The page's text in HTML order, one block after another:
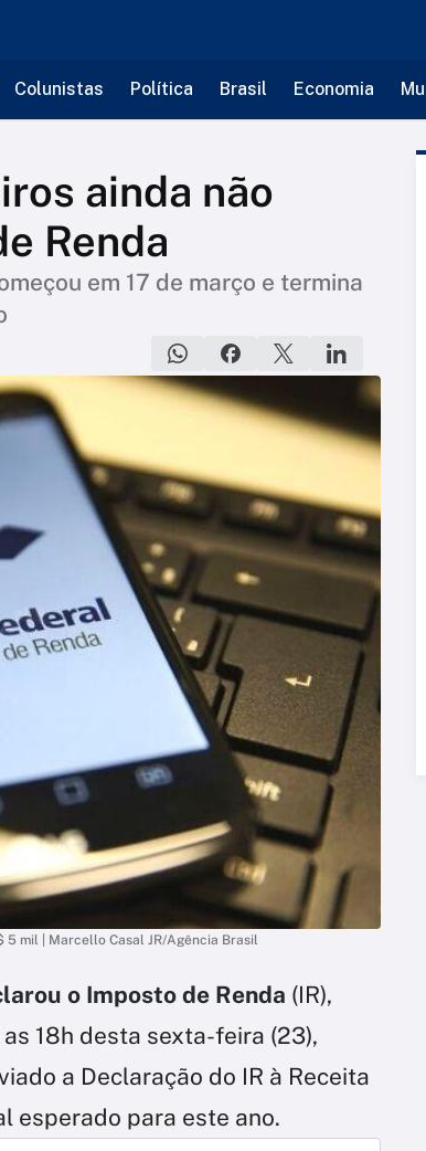
Colunistas Política Brasil Economia
ainda não
Renda
em 17 de março e termina
5 mil | Marcello Casal JR/Agência Brasil
o Imposto de Renda (IR),
18h desta sexta-feira (23),
a Declaração do IR à Receita
esperado para este ano.